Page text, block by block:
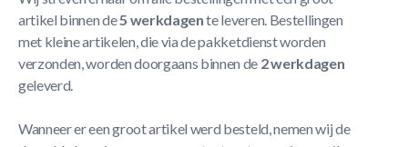
artikel binnen de5 werkdagente leveren. Bestellingen
met kleine artikelen, die via de pakketdienst worden
verzonden, worden doorgaans binnen de 2 werkdagen
geleverd.
Wanneer er een groot artikel werd besteld, nemen wij de